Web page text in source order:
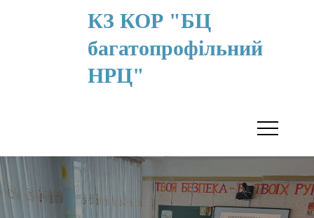
КЗ КОР "БЦ
багатопрофільний
НРЦ"